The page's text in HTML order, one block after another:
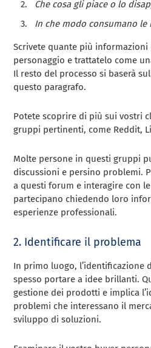
Che cosa gli piace o lo
In che modo consumano le
Scrivete quante più
personaggio e trattatelo come
Il resto del processo si baserà
questo paragrafo.
Potete scoprire di più sui vostri
gruppi pertinenti, come Reddit,
Molte persone in questi gruppi
discussioni e persino problemi.
a questi forum e interagire con
partecipano chiedendo loro
esperienze professionali.
2. Identificare il problema
In primo luogo, l’identificazione
spesso portare a idee brillanti.
gestione dei prodotti e implica
problemi che interessano il
sviluppo di soluzioni.